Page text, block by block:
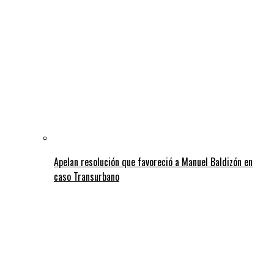
Apelan resolución que favoreció a Manuel Baldizón en
caso Transurbano